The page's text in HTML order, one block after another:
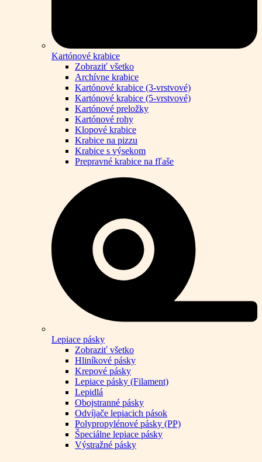
Kartónové krabice
Zobraziť všetko
Archívne krabice
Kartónové krabice (3-vrstvové)
Kartónové krabice (5-vrstvové)
Kartónové preložky
Kartónové rohy
Klopové krabice
Krabice na pizzu
Krabice s výsekom
Prepravné krabice na fľaše
Lepiace pásky
Zobraziť všetko
Hliníkové pásky
Krepové pásky
Lepiace pásky (Filament)
Lepidlá
Obojstranné pásky
Odvíjače lepiacich pások
Polypropylénové pásky (PP)
Špeciálne lepiace pásky
Výstražné pásky